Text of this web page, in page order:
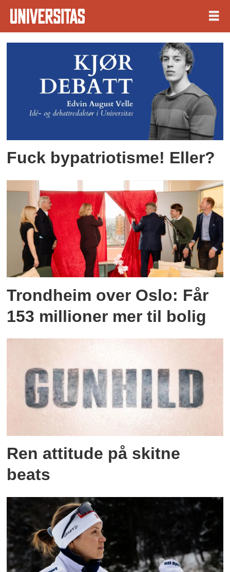
trondheim
Fuck bypatriotisme! Eller?
Trondheim over Oslo: Får
153 millioner mer til bolig
Ren attitude på skitne
beats